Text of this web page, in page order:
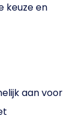
keuze en
aan voor